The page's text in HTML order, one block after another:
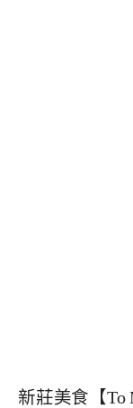
新莊美食【To